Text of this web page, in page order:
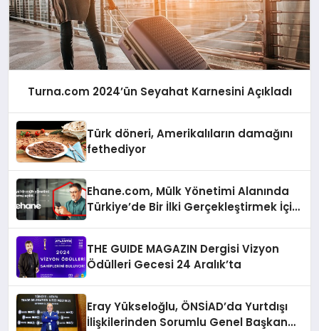
Turna.com 2024’ün Seyahat Karnesini Açıkladı
Türk döneri, Amerikalıların damağını
fethediyor
Ehane.com, Mülk Yönetimi Alanında
Türkiye’de Bir İlki Gerçekleştirmek İçin
THE GUIDE MAGAZIN Dergisi Vizyon
Ödülleri Gecesi 24 Aralık’ta
Eray Yükseloğlu, ÖNSİAD’da Yurtdışı
İlişkilerinden Sorumlu Genel Başkan